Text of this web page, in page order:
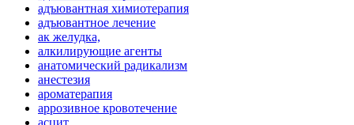
адъювантная химиотерапия
адъювантное лечение
ак желудка,
алкилирующие агенты
анатомический радикализм
анестезия
ароматерапия
аррозивное кровотечение
асцит